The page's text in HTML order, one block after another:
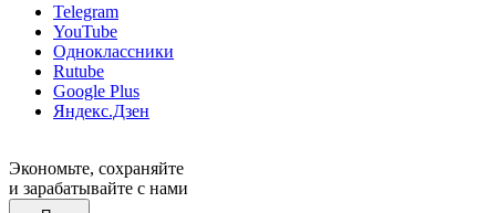
Telegram
YouTube
Одноклассники
Rutube
Google Plus
Яндекс.Дзен
Экономьте, сохраняйте
и зарабатывайте с нами